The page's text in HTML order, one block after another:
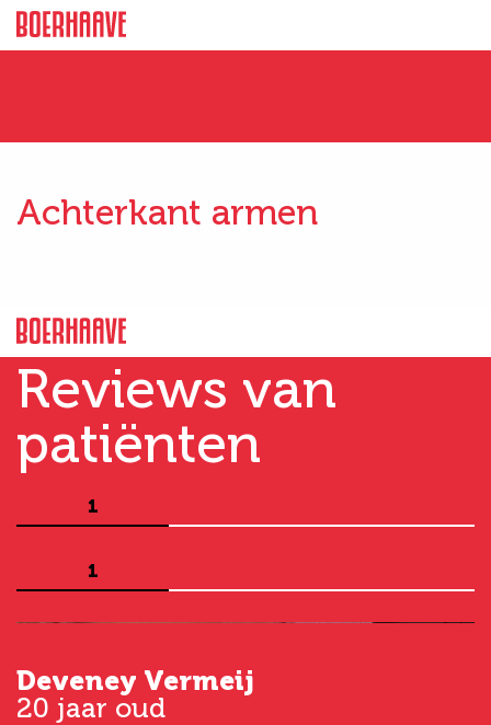
Achterkant armen
Reviews van
patiënten
1
1
Deveney Vermeij
20 jaar oud